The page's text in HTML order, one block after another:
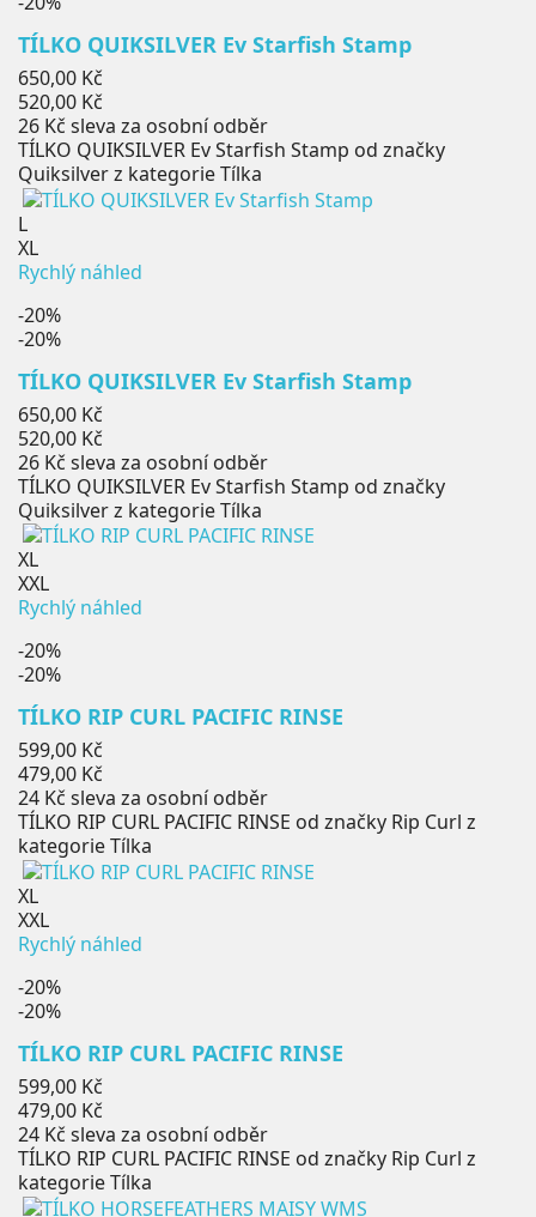
TÍLKO QUIKSILVER Ev Starfish Stamp
Běžná
cena
650,00 Kč
Cena
520,00 Kč
26 Kč sleva za osobní odběr
TÍLKO QUIKSILVER Ev Starfish Stamp od značky
Quiksilver z kategorie Tílka
L
XL
Rychlý náhled
-20%
-20%
TÍLKO QUIKSILVER Ev Starfish Stamp
Běžná
cena
650,00 Kč
Cena
520,00 Kč
26 Kč sleva za osobní odběr
TÍLKO QUIKSILVER Ev Starfish Stamp od značky
Quiksilver z kategorie Tílka
XL
XXL
Rychlý náhled
-20%
-20%
TÍLKO RIP CURL PACIFIC RINSE
Běžná
cena
599,00 Kč
Cena
479,00 Kč
24 Kč sleva za osobní odběr
TÍLKO RIP CURL PACIFIC RINSE od značky Rip Curl z
kategorie Tílka
XL
XXL
Rychlý náhled
-20%
-20%
TÍLKO RIP CURL PACIFIC RINSE
Běžná
cena
599,00 Kč
Cena
479,00 Kč
24 Kč sleva za osobní odběr
TÍLKO RIP CURL PACIFIC RINSE od značky Rip Curl z
kategorie Tílka